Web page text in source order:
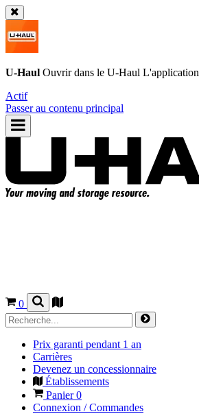
U-Haul Ouvrir dans le U-Haul L'application
Actif
Passer au contenu principal
0
Prix garanti pendant 1 an
Carrières
Devenez un concessionnaire
Établissements
Panier0
Connexion / Commandes